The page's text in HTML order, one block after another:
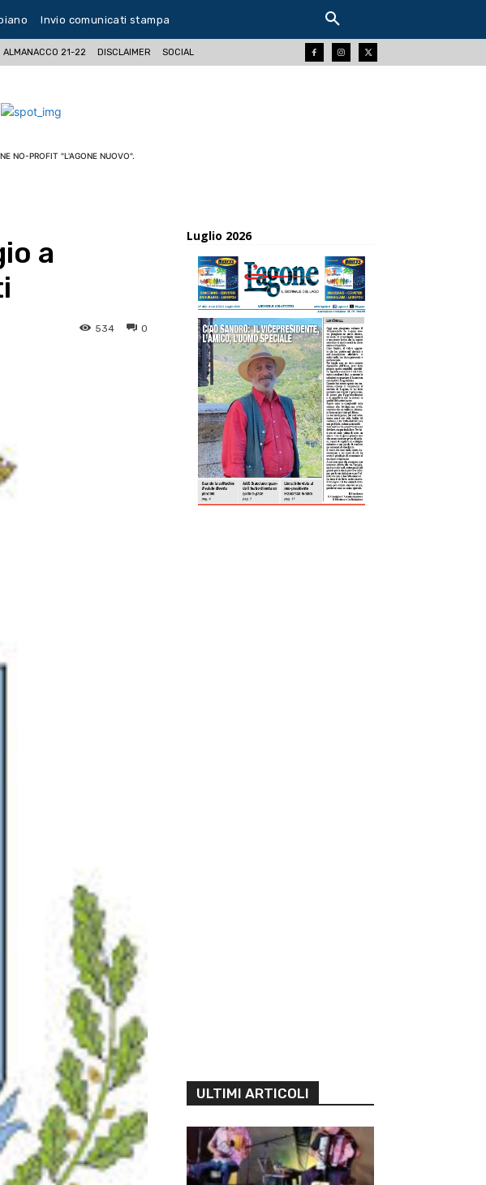
Invio comunicati stampa
ALMANACCO 21-22 DISCLAIMER SOCIAL
NO-PROFIT "L'AGONE NUOVO".
a
0
534
Tumblr Telegram
Luglio 2026
ULTIMI ARTICOLI